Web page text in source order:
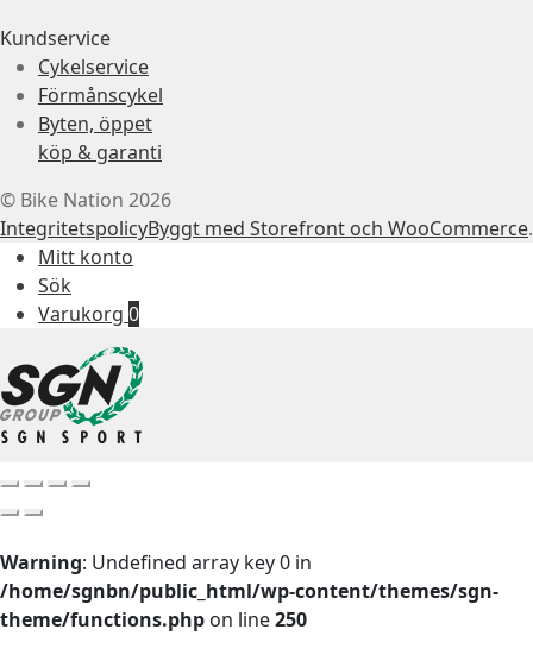
Kundservice
Cykelservice
Förmånscykel
Byten, öppet
köp & garanti
© Bike Nation 2026
IntegritetspolicyByggt med Storefront och WooCommerce.
Mitt konto
Sök
Varukorg 0
Warning: Undefined array key 0 in
/home/sgnbn/public_html/wp-content/themes/sgn-
theme/functions.php on line250